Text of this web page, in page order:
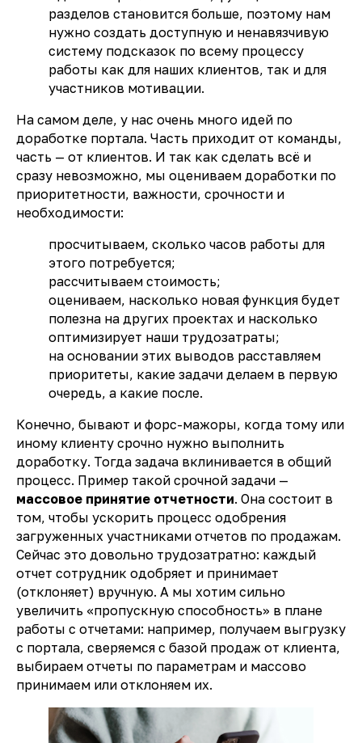
разделов становится больше, поэтому нам
нужно создать доступную и ненавязчивую
систему подсказок по всему процессу
работы как для наших клиентов, так и для
участников мотивации.
На самом деле, у нас очень много идей по
доработке портала. Часть приходит от команды,
часть — от клиентов. И так как сделать всё и
сразу невозможно, мы оцениваем доработки по
приоритетности, важности, срочности и
необходимости:
просчитываем, сколько часов работы для
этого потребуется;
рассчитываем стоимость;
оцениваем, насколько новая функция будет
полезна на других проектах и насколько
оптимизирует наши трудозатраты;
на основании этих выводов расставляем
приоритеты, какие задачи делаем в первую
очередь, а какие после.
Конечно, бывают и форс-мажоры, когда тому или
иному клиенту срочно нужно выполнить
доработку. Тогда задача вклинивается в общий
процесс. Пример такой срочной задачи —
массовое принятие отчетности. Она состоит в
том, чтобы ускорить процесс одобрения
загруженных участниками отчетов по продажам.
Сейчас это довольно трудозатратно: каждый
отчет сотрудник одобряет и принимает
(отклоняет) вручную. А мы хотим сильно
увеличить «пропускную способность» в плане
работы с отчетами: например, получаем выгрузку
с портала, сверяемся с базой продаж от клиента,
выбираем отчеты по параметрам и массово
принимаем или отклоняем их.